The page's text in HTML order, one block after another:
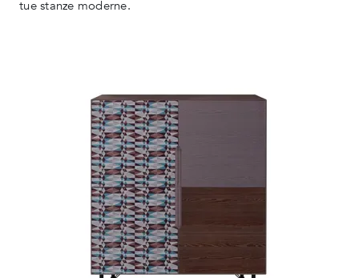
tue stanze moderne.